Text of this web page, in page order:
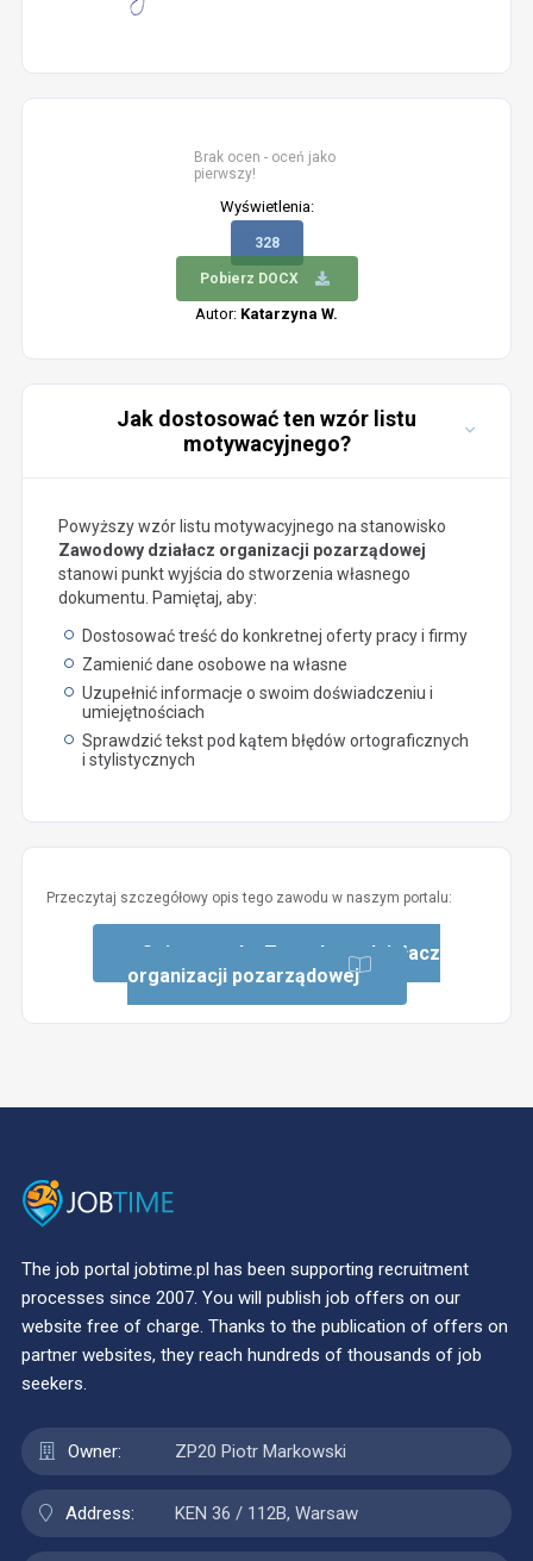
Brak ocen - oceń jako
pierwszy!
Wyświetlenia:
328
Pobierz DOCX
Autor: Katarzyna W.
Jak dostosować ten wzór listu
motywacyjnego?
Powyższy wzór listu motywacyjnego na stanowisko
Zawodowy działacz organizacji pozarządowej
stanowi punkt wyjścia do stworzenia własnego
dokumentu. Pamiętaj, aby:
Dostosować treść do konkretnej oferty pracy i firmy
Zamienić dane osobowe na własne
Uzupełnić informacje o swoim doświadczeniu i
umiejętnościach
Sprawdzić tekst pod kątem błędów ortograficznych
i stylistycznych
Przeczytaj szczegółowy opis tego zawodu w naszym portalu:
Opis zawodu: Zawodowy działacz
organizacji pozarządowej
The job portal jobtime.pl has been supporting recruitment
processes since 2007. You will publish job offers on our
website free of charge. Thanks to the publication of offers on
partner websites, they reach hundreds of thousands of job
seekers.
Owner: ZP20 Piotr Markowski
Address: KEN 36 / 112B, Warsaw